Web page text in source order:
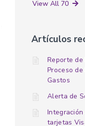
View All 70
Artículos
Reporte de
Proceso
Gastos
Alerta de
tarjetas